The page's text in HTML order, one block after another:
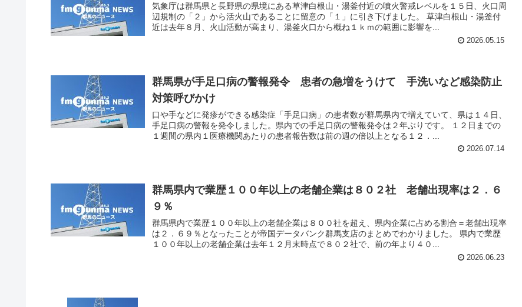
気象庁は群馬県と長野県の県境にある草津白根山・湯釜付近の噴火警戒レベルを１５日、火口周
辺規制の「２」から活火山であることに留意の「１」に引き下げました。 草津白根山・湯釜付
近は去年８月、火山活動が高まり、湯釜火口から概ね１ｋｍの範囲に影響を...
2026.05.15
群馬県が手足口病の警報発令 患者の急増をうけて 手洗いなど感染防止
対策呼びかけ
口や手などに発疹ができる感染症「手足口病」の患者数が群馬県内で増えていて、県は１４日、
手足口病の警報を発令しました。県内での手足口病の警報発令は２年ぶりです。 １２日までの
１週間の県内１医療機関あたりの患者報告数は前の週の倍以上となる１２．...
2026.07.14
群馬県内で業歴１００年以上の老舗企業は８０２社 老舗出現率は２．６
９％
群馬県内で業歴１００年以上の老舗企業は８００社を超え、県内企業に占める割合＝老舗出現率
は２．６９％となったことが帝国データバンク群馬支店のまとめでわかりました。 県内で業歴
１００年以上の老舗企業は去年１２月末時点で８０２社で、前の年より４０...
2026.06.23